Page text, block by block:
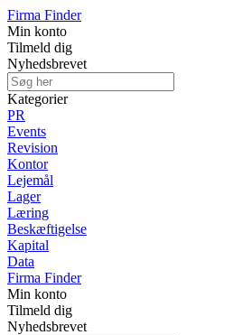
Firma Finder
Min konto
Tilmeld dig
Nyhedsbrevet
Kategorier
PR
Events
Revision
Kontor
Lejemål
Lager
Læring
Beskæftigelse
Kapital
Data
Firma Finder
Min konto
Tilmeld dig
Nyhedsbrevet